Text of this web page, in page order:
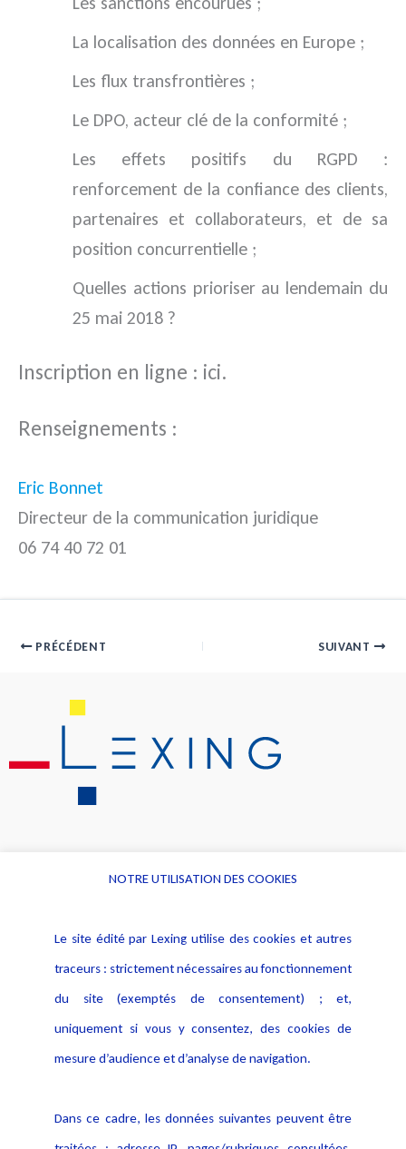
La localisation des données en Europe ;
Les flux transfrontières ;
Le DPO, acteur clé de la conformité ;
Les effets positifs du RGPD :
renforcement de la confiance des clients,
partenaires et collaborateurs, et de sa
position concurrentielle ;
Quelles actions prioriser au lendemain du
25 mai 2018 ?
Inscription en ligne : ici.
Renseignements :
Eric Bonnet
Directeur de la communication juridique
06 74 40 72 01
PRÉCÉDENT SUIVANT
Alerte professionnelle
Déclaration d'accessibilité
Notice Légale
Politique de protection des
données
Publications
NOTRE UTILISATION DES COOKIES
Le site édité par Lexing utilise des cookies et autres
traceurs : strictement nécessaires au fonctionnement
du site (exemptés de consentement) ; et,
uniquement si vous y consentez, des cookies de
mesure d’audience et d’analyse de navigation.
Dans ce cadre, les données suivantes peuvent être